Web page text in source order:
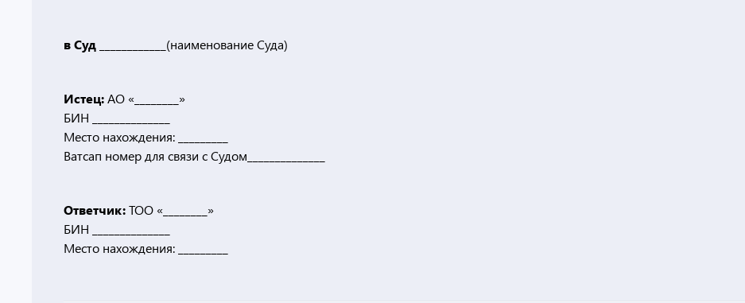
в Суд ____________ (наименование Суда)
Истец:АО «________»
БИН ______________
Место нахождения: _________
Ватсап номер для связи с Судом______________
Ответчик:ТОО «________»
БИН ______________
Место нахождения: _________